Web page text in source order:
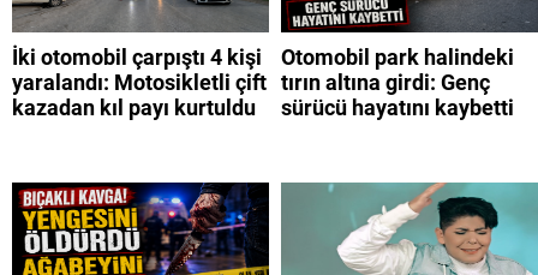
İki otomobil çarpıştı 4 kişi
yaralandı: Motosikletli çift
kazadan kıl payı kurtuldu
Otomobil park halindeki
tırın altına girdi: Genç
sürücü hayatını kaybetti